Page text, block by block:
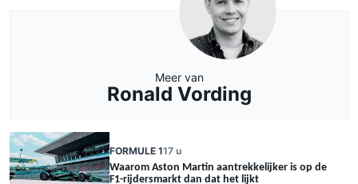
Meer van
Ronald Vording
FORMULE 117 u
Waarom Aston Martin aantrekkelijker is op de
F1-rijdersmarkt dan dat het lijkt